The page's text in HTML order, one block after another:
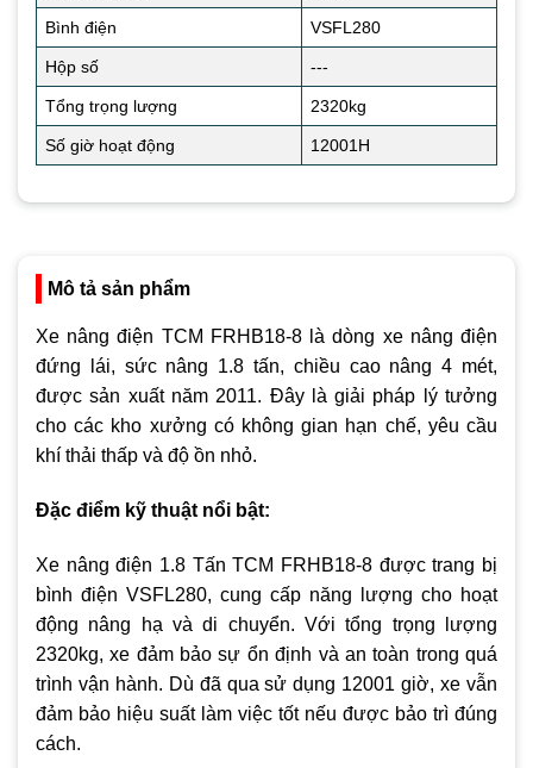
Bình điện VSFL280
Hộp số ---
Tổng trọng lượng 2320kg
Số giờ hoạt động 12001H
Mô tả sản phẩm
Xe nâng điện TCM FRHB18-8 là dòng xe nâng điện
đứng lái, sức nâng 1.8 tấn, chiều cao nâng 4 mét,
được sản xuất năm 2011. Đây là giải pháp lý tưởng
cho các kho xưởng có không gian hạn chế, yêu cầu
khí thải thấp và độ ồn nhỏ.
Đặc điểm kỹ thuật nổi bật:
Xe nâng điện 1.8 Tấn TCM FRHB18-8 được trang bị
bình điện VSFL280, cung cấp năng lượng cho hoạt
động nâng hạ và di chuyển. Với tổng trọng lượng
2320kg, xe đảm bảo sự ổn định và an toàn trong quá
trình vận hành. Dù đã qua sử dụng 12001 giờ, xe vẫn
đảm bảo hiệu suất làm việc tốt nếu được bảo trì đúng
cách.